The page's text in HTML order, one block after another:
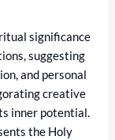
significance
suggesting
and personal
creative
inner potential.
the Holy